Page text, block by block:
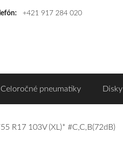
+421 917 284 020
Celoročné pneumatiky Disky
R17 103V (XL)* #C,C,B(72dB)